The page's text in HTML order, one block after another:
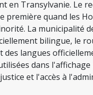
en Transylvanie. Le
première quand les
La municipalité
bilingue, le
des langues
dans l'affichage
et l'accès à